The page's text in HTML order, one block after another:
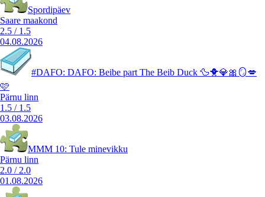
Spordipäev
Saare maakond
2.5 / 1.5
04.08.2026
#DAFO: DAFO: Beibe part The Beib Duck 🦆🐥💎🎀🪞💋
🩷
Pärnu linn
1.5 / 1.5
03.08.2026
MMM 10: Tule minevikku
Pärnu linn
2.0 / 2.0
01.08.2026